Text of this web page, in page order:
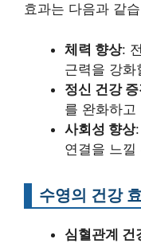
효과는 다음과 같
체력 향상:
근력을 강화
정신 건강 증
를 완화하고
사회성 향상
연결을 느낄
수영의 건강
심혈관계 건